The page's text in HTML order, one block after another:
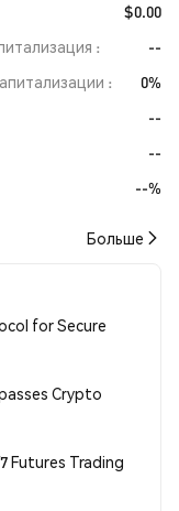
$0.00
--
0%
--
--
--%
Больше
for Secure
Crypto
Futures Trading